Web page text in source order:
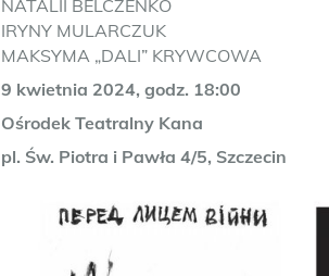
NATALII BELCZENKO
IRYNY MULARCZUK
MAKSYMA „DALI” KRYWCOWA
9 kwietnia 2024, godz. 18:00
Ośrodek Teatralny Kana
pl. Św. Piotra i Pawła 4/5, Szczecin